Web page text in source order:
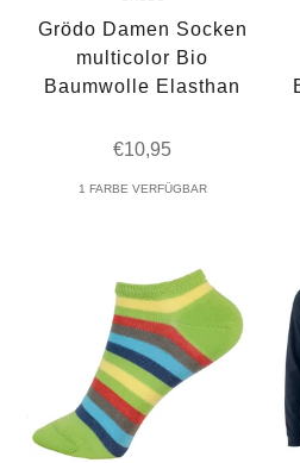
Grödo Damen Socken
multicolor Bio
Baumwolle Elasthan
Angebot
€10,95
1 FARBE VERFÜGBAR